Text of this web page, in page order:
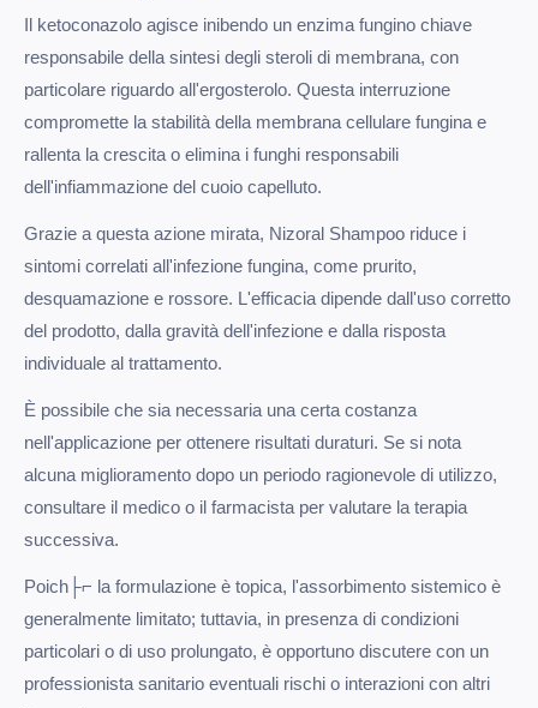
Il ketoconazolo agisce inibendo un enzima fungino chiave
responsabile della sintesi degli steroli di membrana, con
particolare riguardo all'ergosterolo. Questa interruzione
compromette la stabilità della membrana cellulare fungina e
rallenta la crescita o elimina i funghi responsabili
dell'infiammazione del cuoio capelluto.
Grazie a questa azione mirata, Nizoral Shampoo riduce i
sintomi correlati all'infezione fungina, come prurito,
desquamazione e rossore. L'efficacia dipende dall'uso corretto
del prodotto, dalla gravità dell'infezione e dalla risposta
individuale al trattamento.
È possibile che sia necessaria una certa costanza
nell'applicazione per ottenere risultati duraturi. Se si nota
alcuna miglioramento dopo un periodo ragionevole di utilizzo,
consultare il medico o il farmacista per valutare la terapia
successiva.
Poich├⌐ la formulazione è topica, l'assorbimento sistemico è
generalmente limitato; tuttavia, in presenza di condizioni
particolari o di uso prolungato, è opportuno discutere con un
professionista sanitario eventuali rischi o interazioni con altri